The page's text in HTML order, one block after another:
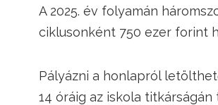
A 2025. év folyamán
ciklusonként 750 ezer forint
Pályázni a honlapról
14 óráig az iskola